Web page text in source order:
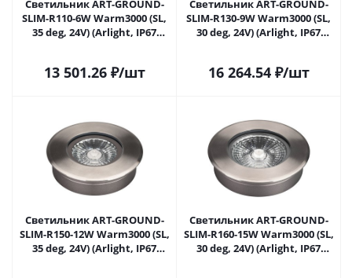
Светильник ART-GROUND-
SLIM-R110-6W Warm3000 (SL,
35 deg, 24V) (Arlight, IP67
13 501.26₽/шт
Светильник ART-GROUND-
SLIM-R130-9W Warm3000 (SL,
30 deg, 24V) (Arlight, IP67
16 264.54₽/шт
Светильник ART-GROUND-
SLIM-R150-12W Warm3000 (SL,
35 deg, 24V) (Arlight, IP67
Светильник ART-GROUND-
SLIM-R160-15W Warm3000 (SL,
30 deg, 24V) (Arlight, IP67